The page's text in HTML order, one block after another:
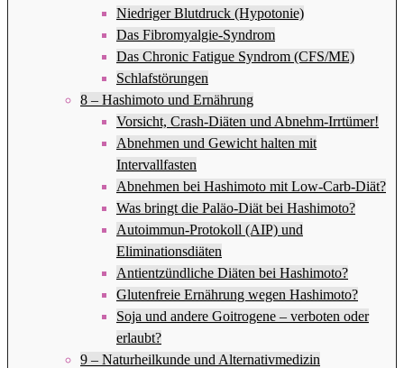
Niedriger Blutdruck (Hypotonie)
Das Fibromyalgie-Syndrom
Das Chronic Fatigue Syndrom (CFS/ME)
Schlafstörungen
8 – Hashimoto und Ernährung
Vorsicht, Crash-Diäten und Abnehm-Irrtümer!
Abnehmen und Gewicht halten mit
Intervallfasten
Abnehmen bei Hashimoto mit Low-Carb-Diät?
Was bringt die Paläo-Diät bei Hashimoto?
Autoimmun-Protokoll (AIP) und
Eliminationsdiäten
Antientzündliche Diäten bei Hashimoto?
Glutenfreie Ernährung wegen Hashimoto?
Soja und andere Goitrogene – verboten oder
erlaubt?
9 – Naturheilkunde und Alternativmedizin